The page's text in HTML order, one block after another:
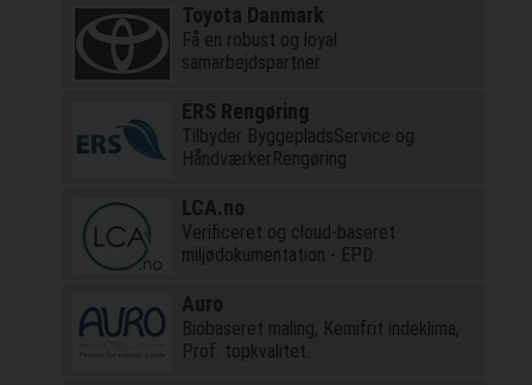
Toyota Danmark
Få en robust og loyal
samarbejdspartner
ERS Rengøring
Tilbyder ByggepladsService og
HåndværkerRengøring
LCA.no
Verificeret og cloud-baseret
miljødokumentation - EPD
Auro
Biobaseret maling, Kemifrit indeklima,
Prof. topkvalitet.